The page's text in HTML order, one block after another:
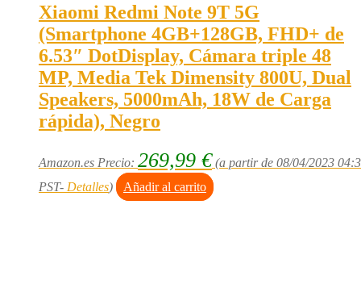
Xiaomi Redmi Note 9T 5G
(Smartphone 4GB+128GB, FHD+ de
6.53″ DotDisplay, Cámara triple 48
MP, Media Tek Dimensity 800U, Dual
Speakers, 5000mAh, 18W de Carga
rápida), Negro
Amazon.es Precio: 269,99 € (a partir de 08/04/2023
PST- Detalles) Añadir al carrito